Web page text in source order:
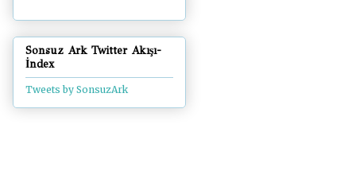
Sonsuz Ark Twitter Akışı-
İndex
Tweets by SonsuzArk